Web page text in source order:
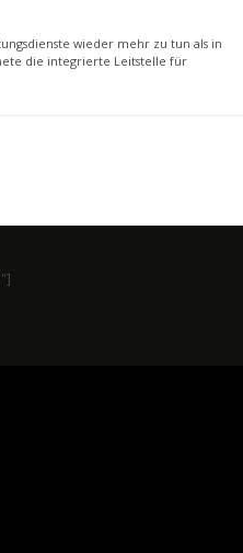
wieder mehr zu tun als in
die integrierte Leitstelle für